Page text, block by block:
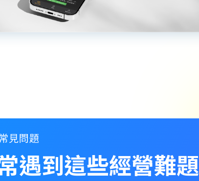
見問題
遇到這些經營難題